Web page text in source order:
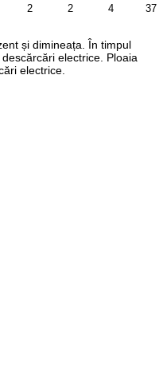
2
2
4
37
și dimineața. În timpul
electrice. Ploaia
electrice.